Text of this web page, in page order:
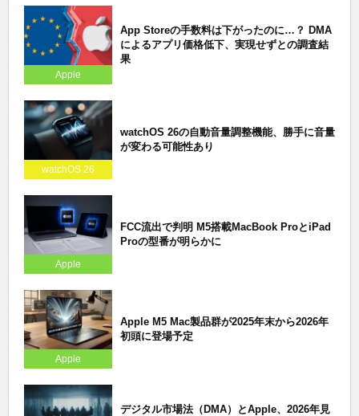
Apple
App Storeの手数料は下がったのに…？ DMA
によるアプリ価格低下、実現せずとの調査結
果
watchOS 26
watchOS 26の自動音量調整機能、勝手に音量
が変わる可能性あり
Apple
FCC流出で判明 M5搭載MacBook ProとiPad
Proの型番が明らかに
Apple
Apple M5 Mac製品群が2025年末から2026年
初頭に登場予定
デジタル市場法（DMA）とApple、2026年見